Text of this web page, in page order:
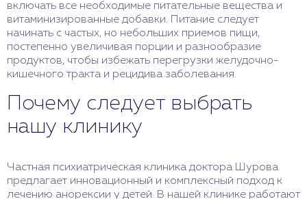
включать все необходимые питательные вещества и
витаминизированные добавки. Питание следует
начинать с частых, но небольших приемов пищи,
постепенно увеличивая порции и разнообразие
продуктов, чтобы избежать перегрузки желудочно-
кишечного тракта и рецидива заболевания.
Почему следует выбрать
нашу клинику
Частная психиатрическая клиника доктора Шурова
предлагает инновационный и комплексный подход к
лечению анорексии у детей. В нашей клинике работают